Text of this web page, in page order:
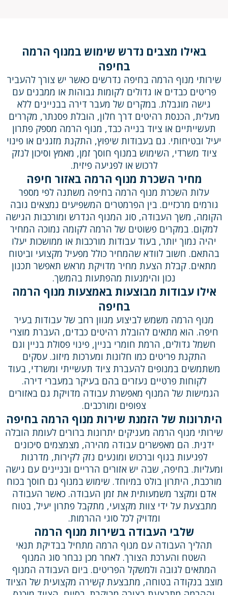
באילו מצבים נדרש שימוש במנוף הרמה
בחיפה
שירותי מנוף הרמה בחיפה נדרשים כאשר יש צורך להעביר
פריטים כבדים או גדולים לקומות גבוהות או ממבנים עם
גישה מוגבלת. במקרים של מעבר דירה בבניינים ללא
מעלית, הכנסת רהיטים דרך חלון, הובלת פסנתר, מקררים
תעשייתיים או ציוד בנייה כבד, מנוף הרמה מספק פתרון
יעיל ובטיחותי. גם בעבודות שיפוץ, התקנת מזגנים או פינוי
ציוד משרדי, השימוש במנוף חוסך זמן, מאמץ וסיכון לנזק
לרכוש או לפגיעה פיזית.
מחיר השכרת מנוף הרמה באזור חיפה
עלות השכרת מנוף הרמה בחיפה משתנה לפי מספר
גורמים מרכזיים. בין הפרמטרים המשפיעים נמצאים גובה
הקומה, משך העבודה, סוג המנוף הנדרש ומורכבות הגישה
למקום. במקרים פשוטים של הרמה לקומה נמוכה המחיר
יהיה נמוך יותר, בעוד עבודות מורכבות או ממושכות יעלו
בהתאם. חשוב לוודא שהמחיר כולל מפעיל מקצועי וביטוח
מתאים. קבלת הצעת מחיר מדויקת מראש תאפשר תכנון
נכון והימנעות מהפתעות בהמשך.
אילו עבודות מבוצעות באמצעות מנוף הרמה
בחיפה
מנוף הרמה משמש לביצוע מגוון רחב של עבודות בעיר
חיפה. הוא מתאים להובלת רהיטים כבדים, העברת מוצרי
חשמל גדולים, הרמת חומרי בניין, פינוי פסולת בניין וגם
התקנת פריטים כמו חלונות ומערכות מיזוג. עסקים
משתמשים במנופים להעברת ציוד תעשייתי ומשרדי, בעוד
לקוחות פרטיים נעזרים בהם בעיקר במעברי דירה.
הגמישות של המנוף מאפשרת עבודה מדויקת גם באזורים
צפופים ומורכבים.
היתרונות של הזמנת שירות מנוף הרמה בחיפה
שירותי מנוף הרמה מעניקים יתרונות ברורים לעומת הובלה
ידנית. הם מאפשרים עבודה מהירה, מצמצמים סיכונים
לפגיעות בגוף וברכוש ומונעים נזק לקירות, מדרגות
ומעליות. בחיפה, שבה יש אזורים הרריים ובניינים עם גישה
מורכבת, היתרון בולט במיוחד. שימוש במנוף גם חוסך בכוח
אדם ומקצר משמעותית את זמן העבודה. כאשר העבודה
מתבצעת על ידי צוות מקצועי, מתקבל פתרון יעיל, בטוח
ומדויק לכל סוגי ההרמות.
שלבי העבודה בשירות מנוף הרמה
תהליך העבודה עם מנוף הרמה מתחיל בבדיקת תנאי
השטח והערכת הצורך. לאחר מכן נבחר סוג המנוף
המתאים לגובה ולמשקל הפריטים. ביום העבודה המנוף
מוצב בנקודה בטוחה, מתבצעת קשירה מקצועית של הציוד